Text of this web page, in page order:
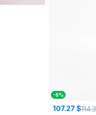
-6%
107.27 $